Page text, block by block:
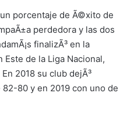
porcentaje de Ã©xito de
perdedora y las dos
finalizÃ³ en la
Este de la Liga Nacional,
2018 su club dejÃ³
80 y en 2019 con uno de